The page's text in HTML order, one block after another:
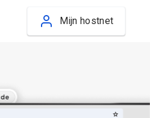
Mijn hostnet